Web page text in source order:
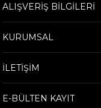
ALIŞVERİŞ BİLGİLERİ
KURUMSAL
İLETİŞİM
E-BÜLTEN KAYIT